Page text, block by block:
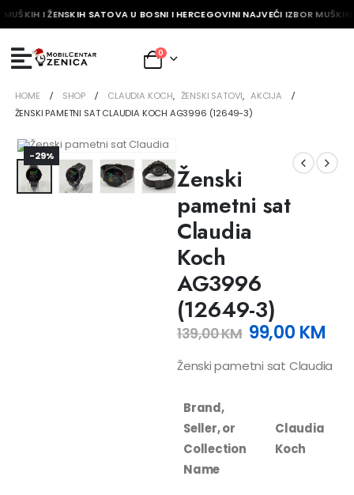
I ŽENSKIH SATOVA U BOSNI I HERCEGOVINI NAJVEĆI IZBOR
0
HOME SHOP CLAUDIA KOCH, ŽENSKI SATOVI, AKCIJA
ŽENSKI PAMETNI SAT CLAUDIA KOCH AG3996 (12649-3)
-29%
Ženski
pametni sat
Claudia
Koch
AG3996
(12649-3)
139,00KM 99,00 KM
Ženski pametni sat Claudia
Brand,
Seller, or
Collection
Name
Claudia
Koch